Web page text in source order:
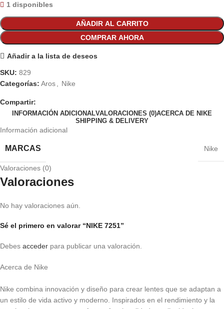
1 disponibles
AÑADIR AL CARRITO
COMPRAR AHORA
Añadir a la lista de deseos
SKU: 829
Categorías: Aros Nike
Compartir:
INFORMACIÓN ADICIONALVALORACIONES (0)ACERCA DE NIKE
SHIPPING & DELIVERY
Información adicional
MARCAS Nike
Valoraciones (0)
Valoraciones
No hay valoraciones aún.
Sé el primero en valorar “NIKE 7251”
Debes acceder para publicar una valoración.
Acerca de Nike
Nike combina innovación y diseño para crear lentes que se adaptan a
un estilo de vida activo y moderno. Inspirados en el rendimiento y la